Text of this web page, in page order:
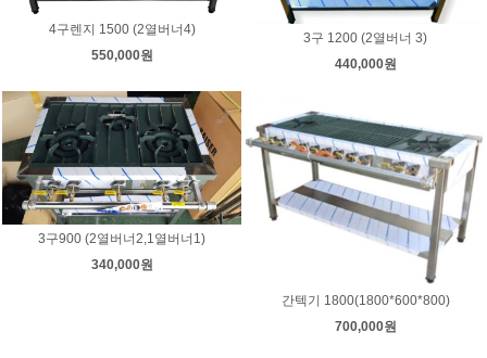
4구렌지 1500 (2열버너4)
550,000원
3구 1200 (2열버너 3)
440,000원
3구900 (2열버너2,1열버너1)
340,000원
간텍기 1800(1800*600*800)
700,000원